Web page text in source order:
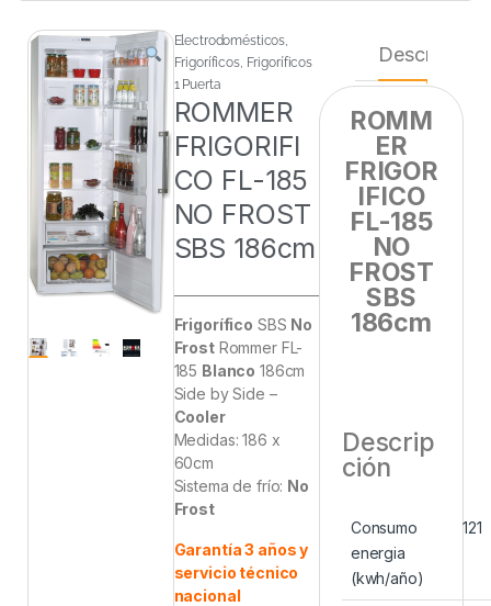
Electrodomésticos
Frigoríficos, Frigoríficos
1 Puerta
ROMMER
FRIGORIFI
CO FL-185
NO FROST
SBS 186cm
Frigorífico SBS No
FrostRommer FL-
185 Blanco 186cm
Side by Side –
Cooler
Medidas: 186 x
60cm
Sistema de frío: No
Frost
Garantía 3 años y
servicio técnico
nacional
Descripción
ROMM
ER
FRIGOR
IFICO
FL-185
NO
FROST
SBS
186cm
Descrip
ción
Consumo
energia
(kwh/año)
121